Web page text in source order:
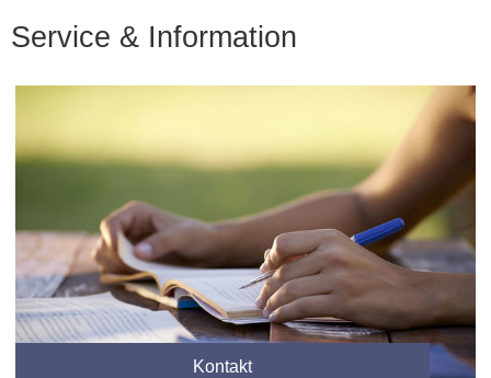
Service & Information
Kontakt